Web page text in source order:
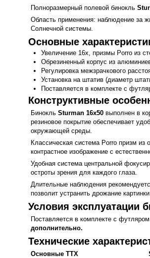
Полноразмерный полевой бинокль
Область применения: наблюдение за
Солнечной системы.
Основные
Увеличение 16х, призмы Porro из
Обрезиненный корпус из
Регулировка межзрачкового
Установка на штатив (диаметр
Поставляется в комплекте с
Конструктивные
Бинокль Sturman 16x50 выполнен в
резиновое покрытие обеспечивает
окружающей среды.
Классическая система Porro призм
контрастное изображение с
Удобная система центральной
остроты зрения для каждого глаза.
Длительные наблюдения
позволит устранить дрожание
Условия эксплуатации
Поставляется в комплекте с
дополнительно.
Технические
Основные ТТХ